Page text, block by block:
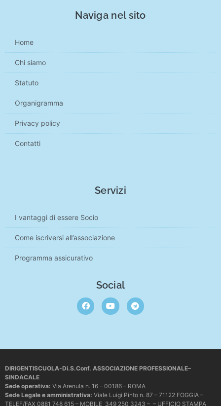
Naviga nel sito
Home
Chi siamo
Statuto
Organigramma
Privacy policy
Contatti
Servizi
I vantaggi di essere Socio
Come iscriversi all’associazione
Programma assicurativo
Social
DIRIGENTISCUOLA-Di.S.Conf. ASSOCIAZIONE PROFESSIONALE–
SINDACALE
Sede operativa: Via Arenula n. 16 – 00186 – ROMA
Sede Legale e amministrativa: Viale Luigi Pinto n. 87 – 71122 FOGGIA –
TELEF/FAX 0881 748 615 – MOBILE 349 250 3243 – – UFFICIO STAMPA